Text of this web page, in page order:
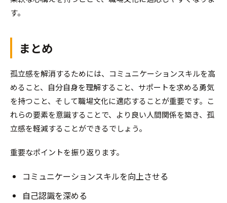
す。
まとめ
孤立感を解消するためには、コミュニケーションスキルを高
めること、自分自身を理解すること、サポートを求める勇気
を持つこと、そして職場文化に適応することが重要です。こ
れらの要素を意識することで、より良い人間関係を築き、孤
立感を軽減することができるでしょう。
重要なポイントを振り返ります。
コミュニケーションスキルを向上させる
自己認識を深める